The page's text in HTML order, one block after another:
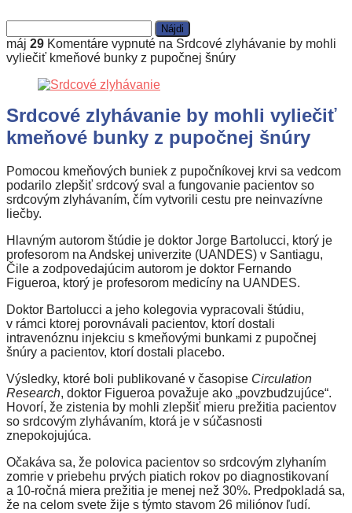
máj 29 Komentáre vypnuté na Srdcové zlyhávanie by mohli
vyliečiť kmeňové bunky z pupočnej šnúry
Srdcové zlyhávanie by mohli vyliečiť
kmeňové bunky z pupočnej šnúry
Pomocou kmeňových buniek z pupočníkovej krvi sa vedcom
podarilo zlepšiť srdcový sval a fungovanie pacientov so
srdcovým zlyhávaním, čím vytvorili cestu pre neinvazívne
liečby.
Hlavným autorom štúdie je doktor Jorge Bartolucci, ktorý je
profesorom na Andskej univerzite (UANDES) v Santiagu,
Čile a zodpovedajúcim autorom je doktor Fernando
Figueroa, ktorý je profesorom medicíny na UANDES.
Doktor Bartolucci a jeho kolegovia vypracovali štúdiu,
v rámci ktorej porovnávali pacientov, ktorí dostali
intravenóznu injekciu s kmeňovými bunkami z pupočnej
šnúry a pacientov, ktorí dostali placebo.
Výsledky, ktoré boli publikované v časopise Circulation
Research, doktor Figueroa považuje ako „povzbudzujúce“.
Hovorí, že zistenia by mohli zlepšiť mieru prežitia pacientov
so srdcovým zlyhávaním, ktorá je v súčasnosti
znepokojujúca.
Očakáva sa, že polovica pacientov so srdcovým zlyhaním
zomrie v priebehu prvých piatich rokov po diagnostikovaní
a 10-ročná miera prežitia je menej než 30%. Predpokladá sa,
že na celom svete žije s týmto stavom 26 miliónov ľudí.